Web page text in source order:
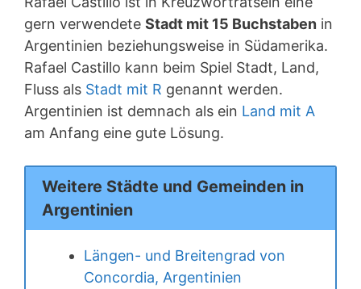
gern verwendete Stadt mit 15 Buchstaben in
Argentinien beziehungsweise in Südamerika.
Rafael Castillo kann beim Spiel Stadt, Land,
Fluss als Stadt mit R genannt werden.
Argentinien ist demnach als ein Land mit A
am Anfang eine gute Lösung.
Weitere Städte und Gemeinden in
Argentinien
Längen- und Breitengrad von
Concordia, Argentinien